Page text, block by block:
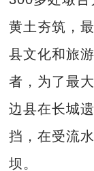
黄土夯筑，
县文化和旅
者，为了最
边县在长城
挡，在受流
坝。